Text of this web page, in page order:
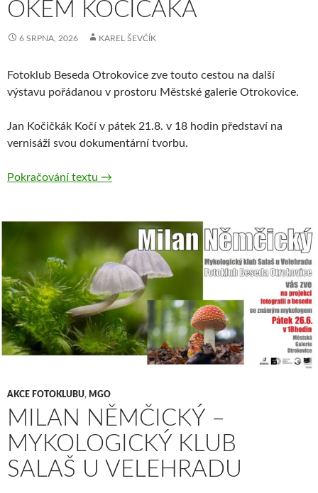
OKEM KOČIČÁKA
6 SRPNA, 2026 KAREL ŠEVČÍK
Fotoklub Beseda Otrokovice zve touto cestou na další
výstavu pořádanou v prostoru Městské galerie Otrokovice.
Jan Kočičkák Kočí v pátek 21.8. v 18 hodin představí na
vernisáži svou dokumentární tvorbu.
Pokračování textu Okem Kočičáka
→
AKCE FOTOKLUBU, MGO
MILAN NĚMČICKÝ –
MYKOLOGICKÝ KLUB
SALAŠ U VELEHRADU